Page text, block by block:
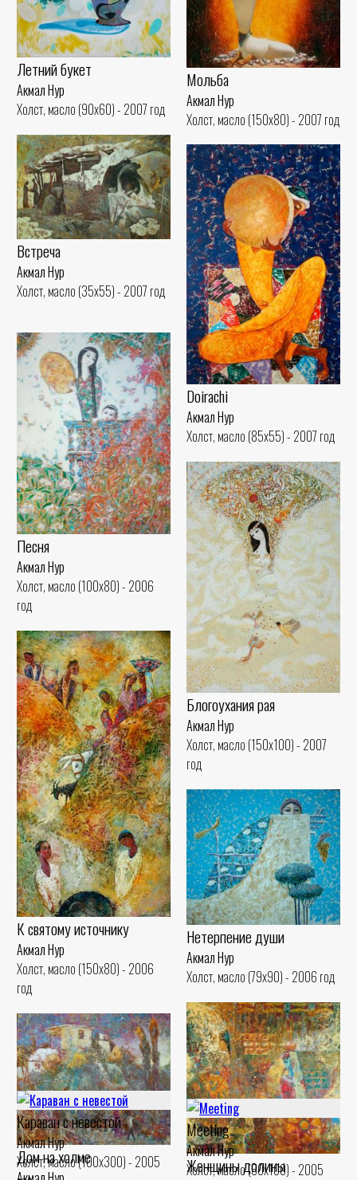
Мольба
Акмал Нур
Холст, масло (150x80) - 2007 год
Летний букет
Акмал Нур
Холст, масло (90x60) - 2007 год
Встреча
Акмал Нур
Холст, масло (35x55) - 2007 год
Doirachi
Акмал Нур
Холст, масло (85x55) - 2007 год
Песня
Акмал Нур
Холст, масло (100x80) - 2006
год
Блогоухания рая
Акмал Нур
Холст, масло (150x100) - 2007
год
К святому источнику
Акмал Нур
Холст, масло (150x80) - 2006
год
Нетерпение души
Акмал Нур
Холст, масло (79x90) - 2006 год
Женщины долины
Дом на холме
Караван с невестой
Акмал Нур
Холст, масло (100x300) - 2005
Meeting
Акмал Нур
Холст, масло (60x100) - 2005